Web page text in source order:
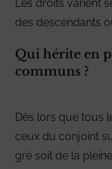
Les droits varient
des descendants
Qui hérite en
communs ?
Dès lors que tous
ceux du conjoint
gré soit de la